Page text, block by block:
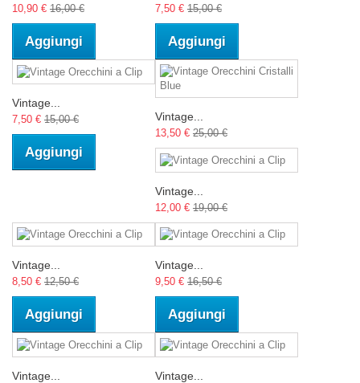
10,90 € 16,00 €
Aggiungi
7,50 € 15,00 €
Aggiungi
Vintage...
7,50 € 15,00 €
Aggiungi
Vintage...
13,50 € 25,00 €
Vintage...
12,00 € 19,00 €
Vintage...
8,50 € 12,50 €
Aggiungi
Vintage...
9,50 € 16,50 €
Aggiungi
Vintage... Vintage...